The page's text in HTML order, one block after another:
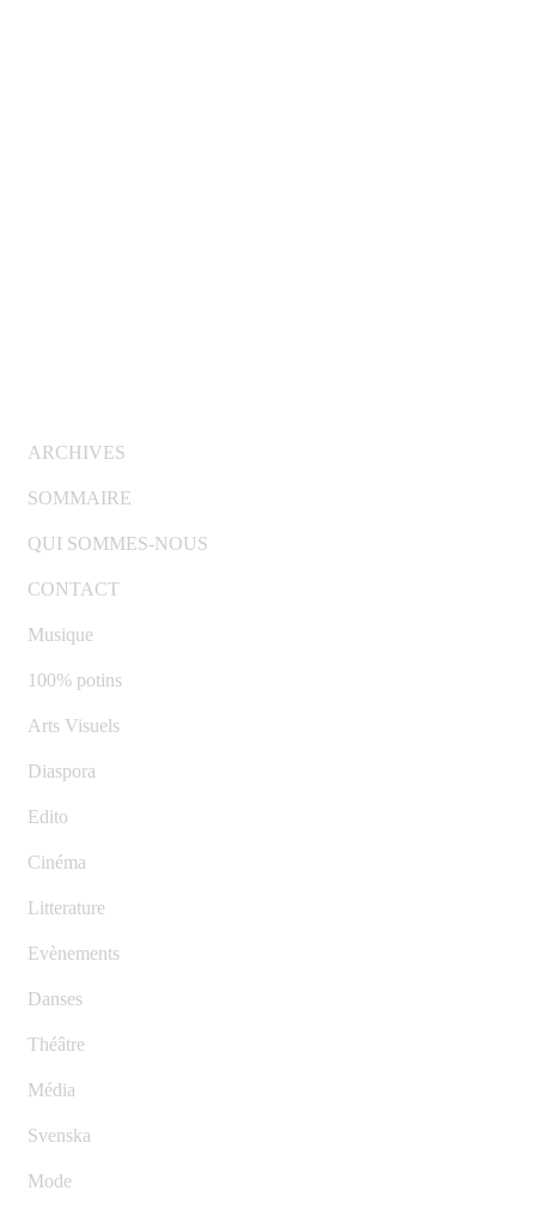
ARCHIVES
SOMMAIRE
QUI SOMMES-NOUS
CONTACT
Musique
100% potins
Arts Visuels
Diaspora
Edito
Cinéma
Litterature
Evènements
Danses
Théâtre
Média
Svenska
Mode